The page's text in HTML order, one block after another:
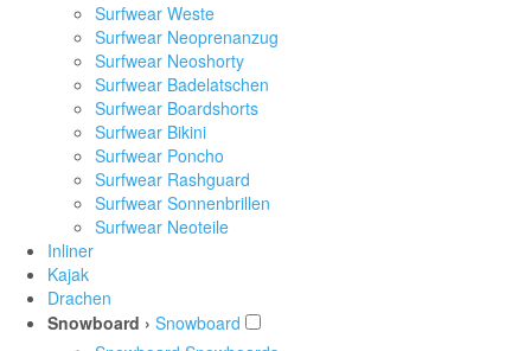
Surfwear Weste
Surfwear Neoprenanzug
Surfwear Neoshorty
Surfwear Badelatschen
Surfwear Boardshorts
Surfwear Bikini
Surfwear Poncho
Surfwear Rashguard
Surfwear Sonnenbrillen
Surfwear Neoteile
Inliner
Kajak
Drachen
Snowboard › Snowboard